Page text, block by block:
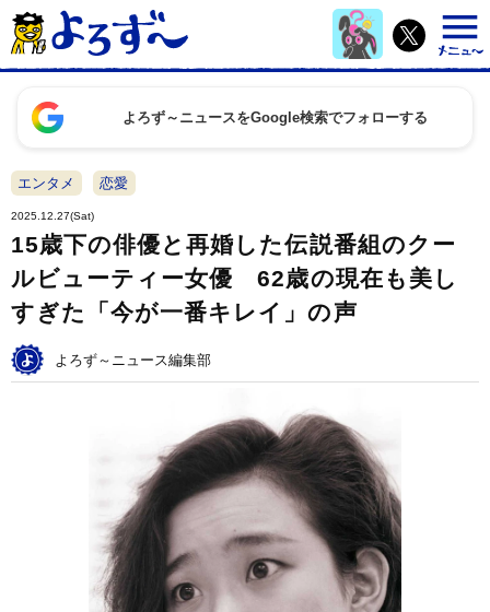
よろず～ニュースをGoogle検索でフォローする
エンタメ 恋愛
2025.12.27(Sat)
15歳下の俳優と再婚した伝説番組のクー
ルビューティー女優 62歳の現在も美し
すぎた「今が一番キレイ」の声
よろず～ニュース編集部